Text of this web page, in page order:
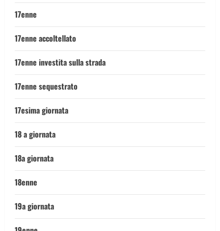
17enne
17enne accoltellato
17enne investita sulla strada
17enne sequestrato
17esima giornata
18 a giornata
18a giornata
18enne
19a giornata